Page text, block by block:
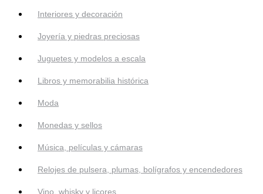
Interiores y decoración
Joyería y piedras preciosas
Juguetes y modelos a escala
Libros y memorabilia histórica
Moda
Monedas y sellos
Música, películas y cámaras
Relojes de pulsera, plumas, bolígrafos y encendedores
Vino, whisky y licores